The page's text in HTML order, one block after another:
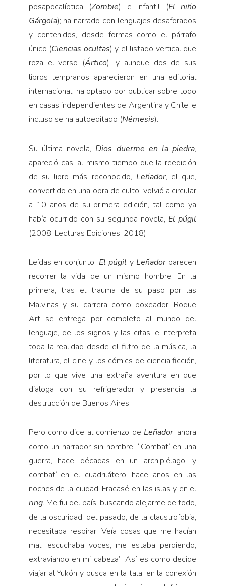
posapocalíptica (Zombie) e infantil (El niño
Gárgola); ha narrado con lenguajes desaforados
y contenidos, desde formas como el párrafo
único (Ciencias ocultas) y el listado vertical que
roza el verso (Ártico); y aunque dos de sus
libros tempranos aparecieron en una editorial
internacional, ha optado por publicar sobre todo
en casas independientes de Argentina y Chile, e
incluso se ha autoeditado (Némesis).
Su última novela, Dios duerme en la piedra,
apareció casi al mismo tiempo que la reedición
de su libro más reconocido, Leñador, el que,
convertido en una obra de culto, volvió a circular
a 10 años de su primera edición, tal como ya
había ocurrido con su segunda novela, El púgil
(2008; Lecturas Ediciones, 2018).
Leídas en conjunto, El púgil y Leñador parecen
recorrer la vida de un mismo hombre. En la
primera, tras el trauma de su paso por las
Malvinas y su carrera como boxeador, Roque
Art se entrega por completo al mundo del
lenguaje, de los signos y las citas, e interpreta
toda la realidad desde el filtro de la música, la
literatura, el cine y los cómics de ciencia ficción,
por lo que vive una extraña aventura en que
dialoga con su refrigerador y presencia la
destrucción de Buenos Aires.
Pero como dice al comienzo de Leñador, ahora
como un narrador sin nombre: “Combatí en una
guerra, hace décadas en un archipiélago, y
combatí en el cuadrilátero, hace años en las
noches de la ciudad. Fracasé en las islas y en el
ring. Me fui del país, buscando alejarme de todo,
de la oscuridad, del pasado, de la claustrofobia,
necesitaba respirar. Veía cosas que me hacían
mal, escuchaba voces, me estaba perdiendo,
extraviando en mi cabeza”. Así es como decide
viajar al Yukón y busca en la tala, en la conexión